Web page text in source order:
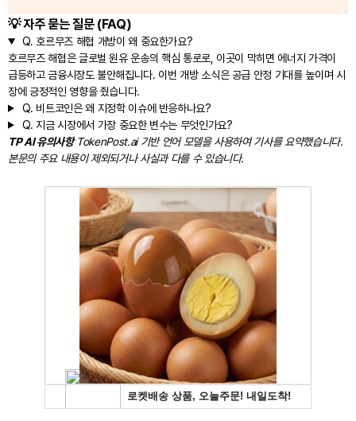
💡 자주 묻는 질문 (FAQ)
Q. 호르무즈 해협 개방이 왜 중요한가요?
호르무즈 해협은 글로벌 원유 운송의 핵심 통로로, 이곳이 막히면 에너지 가격이
급등하고 금융시장도 불안해집니다. 이번 개방 소식은 공급 안정 기대를 높이며 시
장에 긍정적인 영향을 줬습니다.
Q. 비트코인은 왜 지정학 이슈에 반응하나요?
Q. 지금 시장에서 가장 중요한 변수는 무엇인가요?
TP AI 유의사항TokenPost.ai 기반 언어 모델을 사용하여 기사를 요약했습니다.
본문의 주요 내용이 제외되거나 사실과 다를 수 있습니다.